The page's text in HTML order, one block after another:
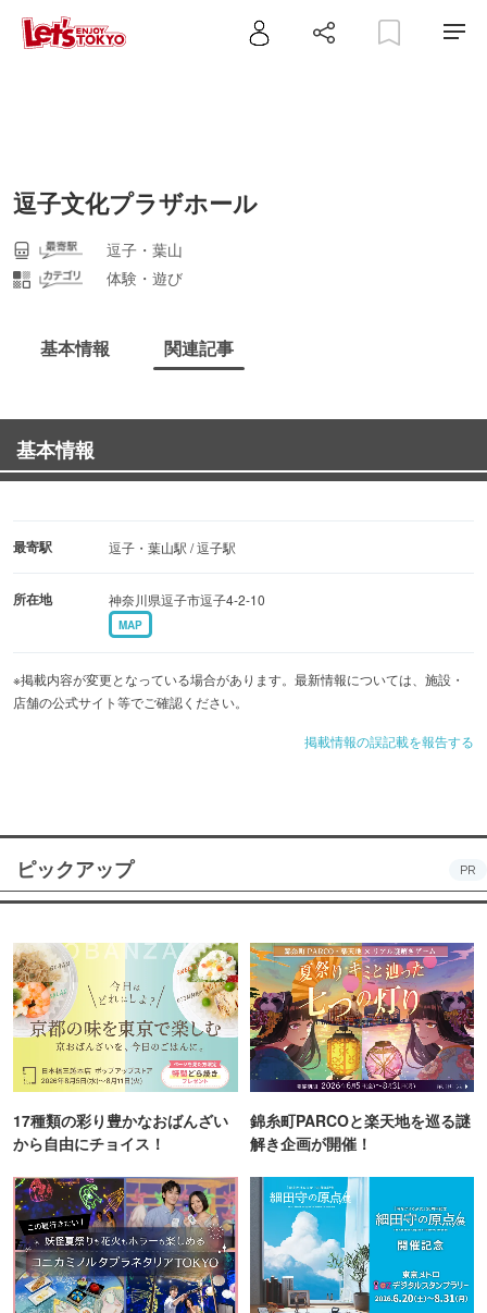
逗子文化プラザホール
逗子・葉山
体験・遊び
基本情報 関連記事
基本情報
最寄駅 逗子・葉山駅 / 逗子駅
所在地 神奈川県逗子市逗子4-2-10
MAP
※掲載内容が変更となっている場合があります。最新情報については、施設・
店舗の公式サイト等でご確認ください。
掲載情報の誤記載を報告する
ピックアップ PR
17種類の彩り豊かなおばんざい
から自由にチョイス！
錦糸町PARCOと楽天地を巡る謎
解き企画が開催！